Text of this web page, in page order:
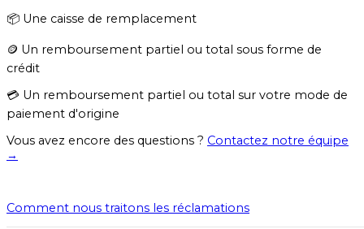
📦 Une caisse de remplacement
🪙 Un remboursement partiel ou total sous forme de
crédit
💳 Un remboursement partiel ou total sur votre mode de
paiement d'origine
Vous avez encore des questions ? Contactez notre équipe
→
Comment nous traitons les réclamations